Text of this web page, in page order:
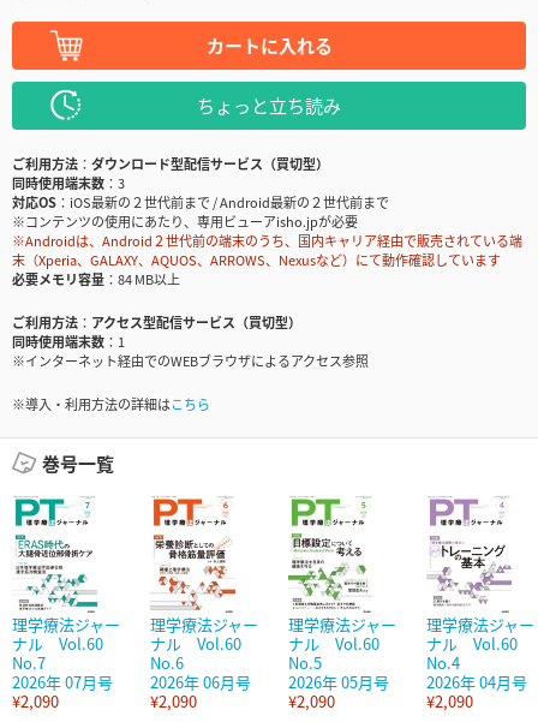
カートに入れる
ちょっと立ち読み
ご利用方法
ダウンロード型配信サービス（買切型）
同時使用端末数
3
対応OS
iOS最新の２世代前まで / Android最新の２世代前まで
※コンテンツの使用にあたり、専用ビューアisho.jpが必要
※Androidは、Android２世代前の端末のうち、国内キャリア経由で販売されている端
末（Xperia、GALAXY、AQUOS、ARROWS、Nexusなど）にて動作確認しています
必要メモリ容量
84 MB以上
ご利用方法
アクセス型配信サービス（買切型）
同時使用端末数
1
※インターネット経由でのWEBブラウザによるアクセス参照
※導入・利用方法の詳細はこちら
巻号一覧
理学療法ジャー
ナル Vol.60
No.7
2026年 07月号
¥2,090
理学療法ジャー
ナル Vol.60
No.6
2026年 06月号
¥2,090
理学療法ジャー
ナル Vol.60
No.5
2026年 05月号
¥2,090
理学療法ジャー
ナル Vol.60
No.4
2026年 04月号
¥2,090